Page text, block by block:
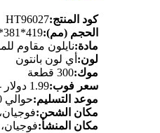
كود المنتج:HT96027
الحجم (مم):419*381*216 مللي متر
مادة:نايلون مقاوم
لون: أي لون بانتون
موك:300 قطعة
سعر فوب:1.99 دولار - 4.99 دولار
موعد التسليم:حوالي 40-60 يوما
مكان الشحن:
مكان المنشأ: